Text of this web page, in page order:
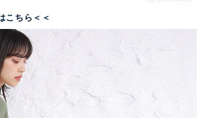
こちら＜＜